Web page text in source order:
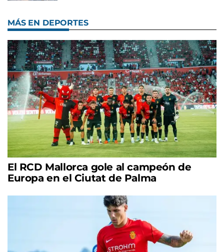
MÁS EN DEPORTES
El RCD Mallorca gole al campeón de
Europa en el Ciutat de Palma